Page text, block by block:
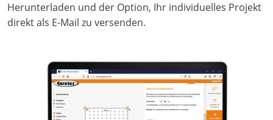
Herunterladen und der Option, Ihr individuelles Projekt
direkt als E-Mail zu versenden.